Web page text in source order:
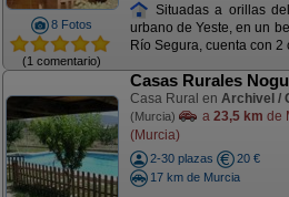
8 Fotos
(1 comentario)
Situadas a orillas
urbano de Yeste, en un
Río Segura, cuenta con 2
Casas Rurales
Casa Rural en Archivel /
(Murcia) a 23,5 km de
(Murcia)
2-30 plazas
20 €
17 km de Murcia